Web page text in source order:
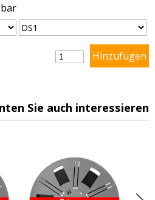
Sie auch interessieren